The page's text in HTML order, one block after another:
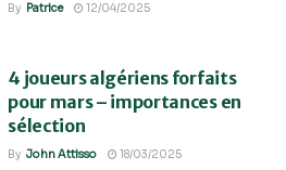
By Patrice 12/04/2025
4 joueurs algériens forfaits
pour mars – importances en
sélection
By John Attisso 18/03/2025